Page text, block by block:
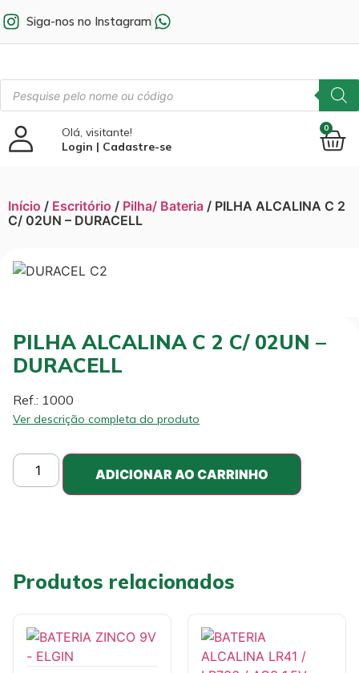
Siga-nos no Instagram
Olá, visitante!
Login | Cadastre-se
0
Início / Escritório / Pilha/ Bateria / PILHA ALCALINA C 2
C/ 02UN – DURACELL
PILHA ALCALINA C 2 C/ 02UN –
DURACELL
Ref.: 1000
Ver descrição completa do produto
ADICIONAR AO CARRINHO
Produtos relacionados